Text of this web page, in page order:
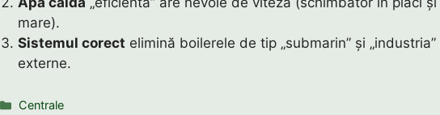
mare).
Sistemul corect elimină boilerele de tip „submarin” și
externe.
Categorii
Centrale